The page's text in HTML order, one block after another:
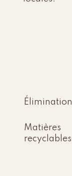
Élimination
Matières
recyclables